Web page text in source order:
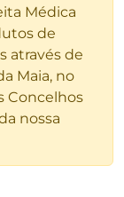
Médica
de
através de
Maia, no
Concelhos
nossa